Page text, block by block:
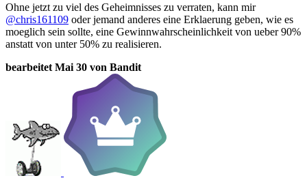
Ohne jetzt zu viel des Geheimnisses zu verraten, kann mir
@chris161109 oder jemand anderes eine Erklaerung geben, wie es
moeglich sein sollte, eine Gewinnwahrscheinlichkeit von ueber 90%
anstatt von unter 50% zu realisieren.
bearbeitet Mai 30 von Bandit